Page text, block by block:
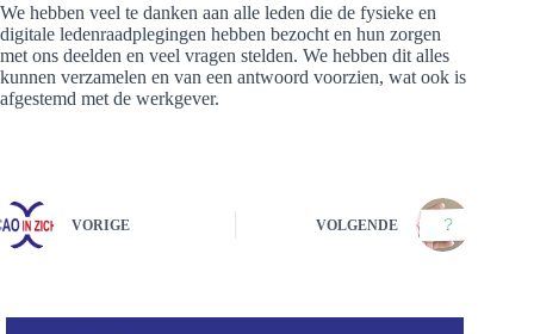
We hebben veel te danken aan alle leden die de fysieke en
digitale ledenraadplegingen hebben bezocht en hun zorgen
met ons deelden en veel vragen stelden. We hebben dit alles
kunnen verzamelen en van een antwoord voorzien, wat ook is
afgestemd met de werkgever.
VORIGE VOLGENDE